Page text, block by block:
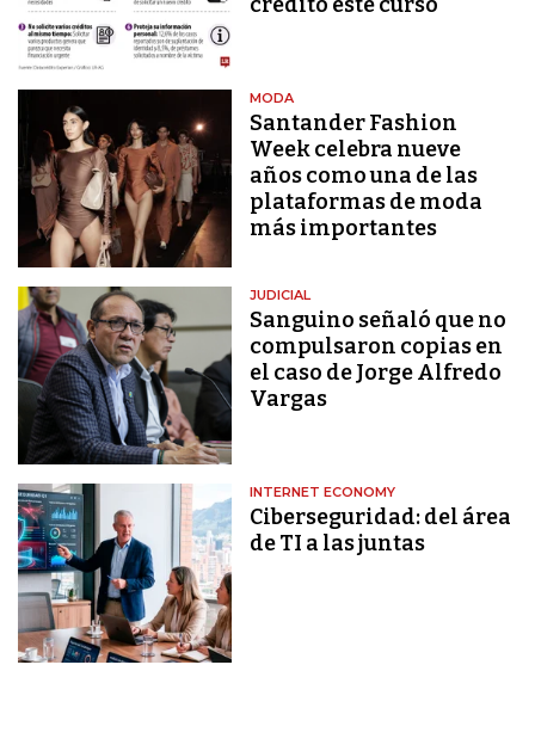
MODA
Santander Fashion
Week celebra nueve
años como una de las
plataformas de moda
más importantes
JUDICIAL
Sanguino señaló que no
compulsaron copias en
el caso de Jorge Alfredo
Vargas
INTERNET ECONOMY
Ciberseguridad: del área
de TI a las juntas